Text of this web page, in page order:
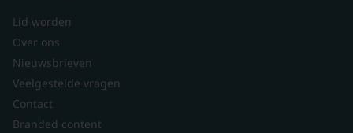
Lid worden
Over ons
Nieuwsbrieven
Veelgestelde vragen
Contact
Branded content